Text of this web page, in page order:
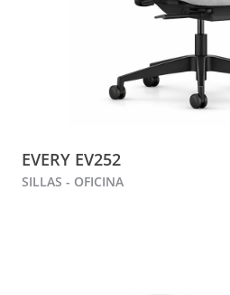
EVERY EV252
SILLAS - OFICINA